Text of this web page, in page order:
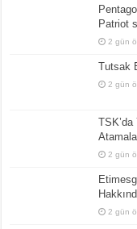
Patriot
2 gün
Tutsak
2 gün
2 gün
2 gün